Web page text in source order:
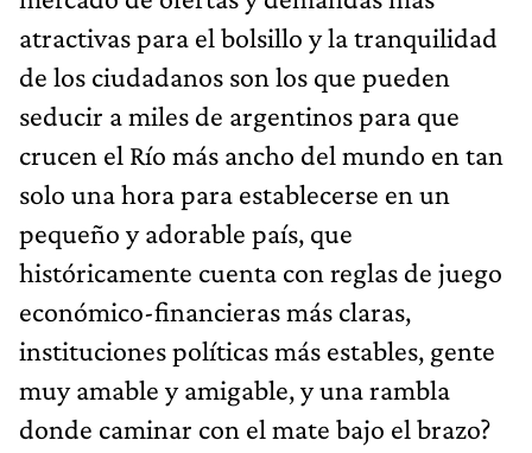
atractivas para el bolsillo y la tranquilidad
de los ciudadanos son los que pueden
seducir a miles de argentinos para que
crucen el Río más ancho del mundo en tan
solo una hora para establecerse en un
pequeño y adorable país, que
históricamente cuenta con reglas de juego
económico-financieras más claras,
instituciones políticas más estables, gente
muy amable y amigable, y una rambla
donde caminar con el mate bajo el brazo?